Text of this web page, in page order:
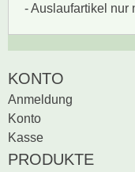
- Auslaufartikel nur
Produktrezensionen.
Sei der erste, der
Bewertung schreiben
KONTO
Anmeldung
Konto
Kasse
PRODUKTE